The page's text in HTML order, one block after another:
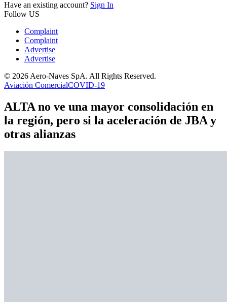
Have an existing account? Sign In
Follow US
Complaint
Complaint
Advertise
Advertise
© 2026 Aero-Naves SpA. All Rights Reserved.
Aviación ComercialCOVID-19
ALTA no ve una mayor consolidación en
la región, pero si la aceleración de JBA y
otras alianzas